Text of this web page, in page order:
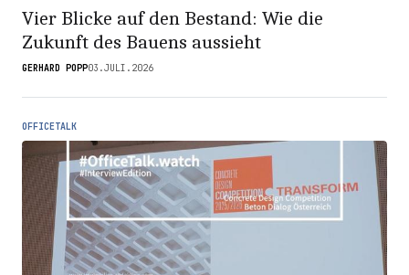
Vier Blicke auf den Bestand: Wie die
Zukunft des Bauens aussieht
GERHARD POPP03.JULI.2026
OFFICETALK